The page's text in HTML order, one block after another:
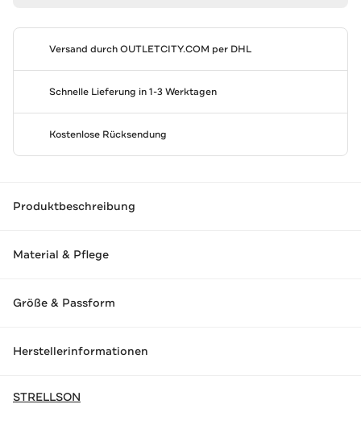
Versand durchOUTLETCITY.COM per DHL
Schnelle Lieferung in 1-3 Werktagen
Kostenlose Rücksendung
Produktbeschreibung
Material & Pflege
Größe & Passform
Herstellerinformationen
STRELLSON